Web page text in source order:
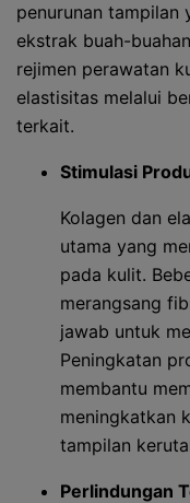
penurunan tampilan
ekstrak buah-
rejimen perawatan
elastisitas melalui
terkait.
Stimulasi
Kolagen dan
utama yang
pada kulit.
merangsang
jawab untuk
Peningkatan
membantu
meningkatkan
tampilan
Perlindungan